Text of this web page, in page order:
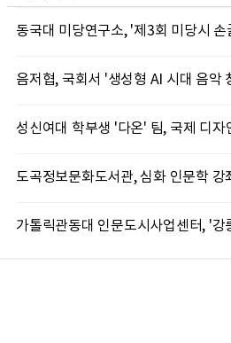
도곡정보문화도서관, 심화 인문학